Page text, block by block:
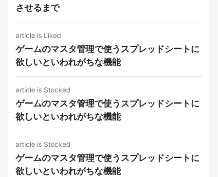
させるまで
article is Liked
ゲームのマスタ管理で使うスプレッドシートに
欲しいといわれがちな機能
article is Stocked
ゲームのマスタ管理で使うスプレッドシートに
欲しいといわれがちな機能
article is Stocked
ゲームのマスタ管理で使うスプレッドシートに
欲しいといわれがちな機能